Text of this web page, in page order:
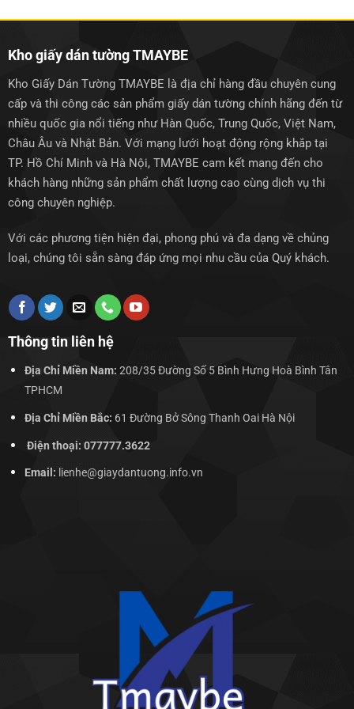
Kho giấy dán tường TMAYBE
Kho Giấy Dán Tường TMAYBE là địa chỉ hàng đầu chuyên cung
cấp và thi công các sản phẩm giấy dán tường chính hãng đến từ
nhiều quốc gia nổi tiếng như Hàn Quốc, Trung Quốc, Việt Nam,
Châu Âu và Nhật Bản. Với mạng lưới hoạt động rộng khắp tại
TP. Hồ Chí Minh và Hà Nội, TMAYBE cam kết mang đến cho
khách hàng những sản phẩm chất lượng cao cùng dịch vụ thi
công chuyên nghiệp.
Với các phương tiện hiện đại, phong phú và đa dạng về chủng
loại, chúng tôi sẵn sàng đáp ứng mọi nhu cầu của Quý khách.
Thông tin liên hệ
Địa Chỉ Miền Nam: 208/35 Đường Số 5 Bình Hưng Hoà Bình Tân
TPHCM
Địa Chỉ Miền Bắc: 61 Đường Bở Sông Thanh Oai Hà Nội
Điện thoại: 077777.3622
Email: lienhe@giaydantuong.info.vn